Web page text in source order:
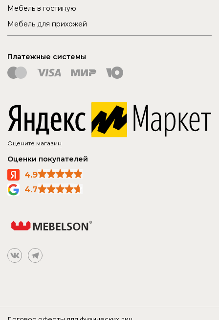
Мебель в гостиную
Мебель для прихожей
Платежные системы
Оцените магазин
Оценки покупателей
4.9
4.7